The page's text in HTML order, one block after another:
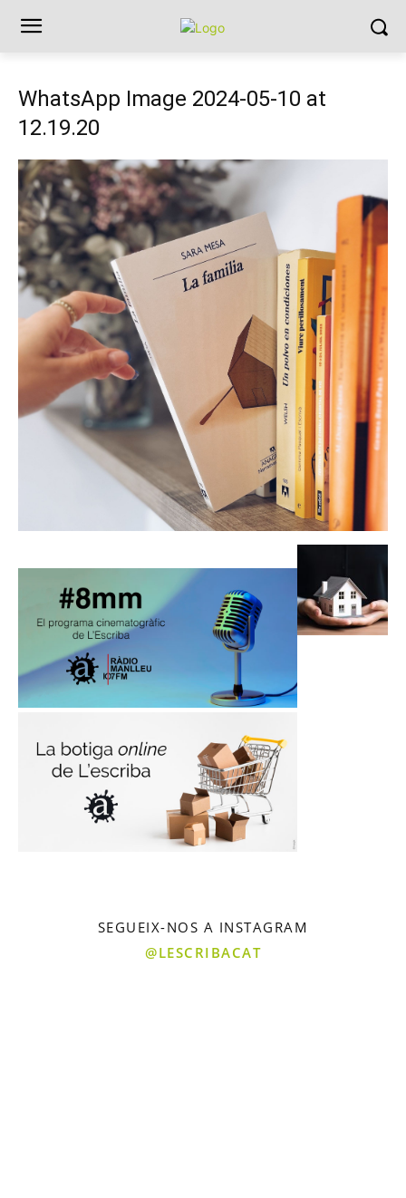
WhatsApp Image 2024-05-10 at
12.19.20
SEGUEIX-NOS A INSTAGRAM
@LESCRIBACAT